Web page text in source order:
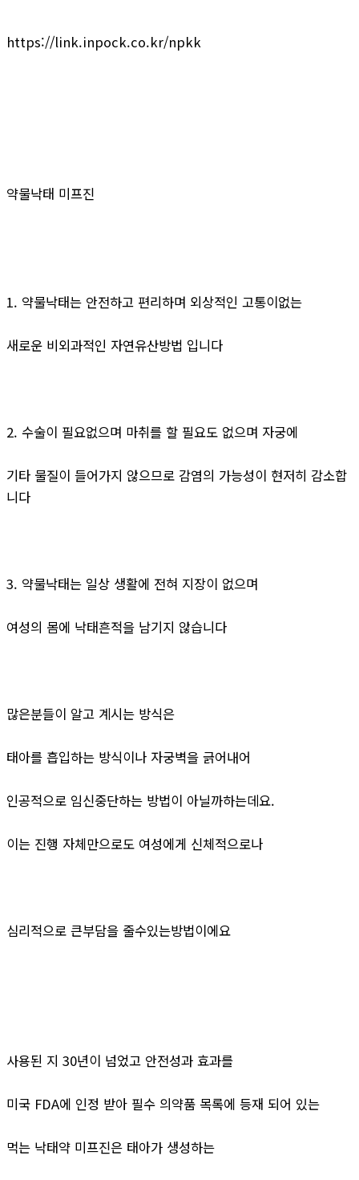
https://link.inpock.co.kr/npkk
약물낙태 미프진
1. 약물낙태는 안전하고 편리하며 외상적인 고통이없는
새로운 비외과적인 자연유산방법 입니다
2. 수술이 필요없으며 마취를 할 필요도 없으며 자궁에
기타 물질이 들어가지 않으므로 감염의 가능성이 현저히 감소합
니다
3. 약물낙태는 일상 생활에 전혀 지장이 없으며
여성의 몸에 낙태흔적을 남기지 않습니다
많은분들이 알고 계시는 방식은
태아를 흡입하는 방식이나 자궁벽을 긁어내어
인공적으로 임신중단하는 방법이 아닐까하는데요.
이는 진행 자체만으로도 여성에게 신체적으로나
심리적으로 큰부담을 줄수있는방법이에요
사용된 지 30년이 넘었고 안전성과 효과를
미국 FDA에 인정 받아 필수 의약품 목록에 등재 되어 있는
먹는 낙태약 미프진은 태아가 생성하는